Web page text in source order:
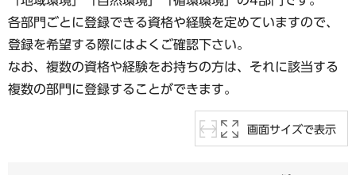
各部門ごとに登録できる資格や経験を定めていますので、
登録を希望する際にはよくご確認下さい。
なお、複数の資格や経験をお持ちの方は、それに該当する
複数の部門に登録することができます。
画面サイズで表示